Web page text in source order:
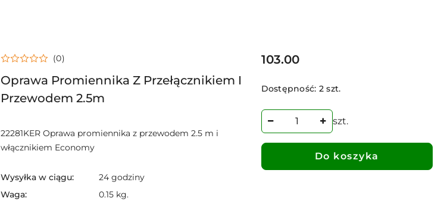
Oprawa Promiennika Z Przełącznikiem I
Przewodem 2.5m
(0)
22281KER Oprawa promiennika z przewodem 2.5 m i
włącznikiem Economy
Wysyłka w ciągu:
24 godziny
Waga:
0.15 kg.
Cena:
103.00
Dostępność: 2 szt.
szt.
Do koszyka